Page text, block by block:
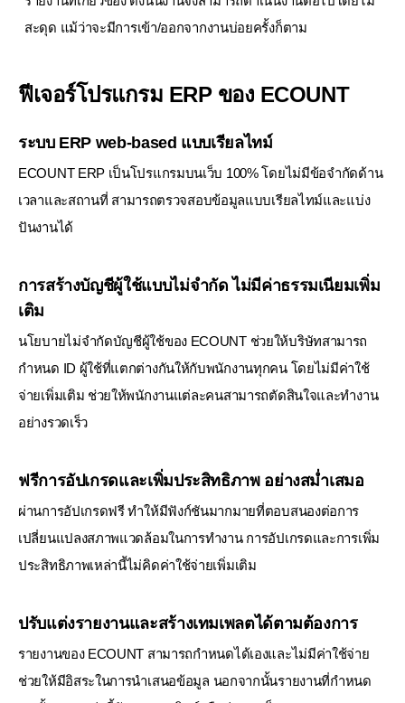
สะดุด แม้ว่าจะมีการเข้า/ออกจากงานบ่อยครั้งก็ตาม
ฟีเจอร์โปรแกรม ERP ของ ECOUNT
ระบบ ERP web-based แบบเรียลไทม์
ECOUNT ERP เป็นโปรแกรมบนเว็บ 100% โดยไม่มีข้อจำกัดด้าน
เวลาและสถานที่ สามารถตรวจสอบข้อมูลแบบเรียลไทม์และแบ่ง
ปันงานได้
การสร้างบัญชีผู้ใช้แบบไม่จำกัด ไม่มีค่าธรรมเนียมเพิ่ม
เติม
นโยบายไม่จำกัดบัญชีผู้ใช้ของ ECOUNT ช่วยให้บริษัทสามารถ
กำหนด ID ผู้ใช้ที่แตกต่างกันให้กับพนักงานทุกคนโดยไม่มีค่าใช้
จ่ายเพิ่มเติม ช่วยให้พนักงานแต่ละคนสามารถตัดสินใจและทำงาน
อย่างรวดเร็ว
ฟรีการอัปเกรดและเพิ่มประสิทธิภาพ อย่างสม่ำเสมอ
ผ่านการอัปเกรดฟรี ทำให้มีฟังก์ชันมากมายที่ตอบสนองต่อการ
เปลี่ยนแปลงสภาพแวดล้อมในการทำงานการอัปเกรดและการเพิ่ม
ประสิทธิภาพเหล่านี้ไม่คิดค่าใช้จ่ายเพิ่มเติม
ปรับแต่งรายงานและสร้างเทมเพลตได้ตามต้องการ
รายงานของ ECOUNT สามารถกำหนดได้เองและไม่มีค่าใช้จ่าย
ช่วยให้มีอิสระในการนำเสนอข้อมูล นอกจากนั้นรายงานที่กำหนด